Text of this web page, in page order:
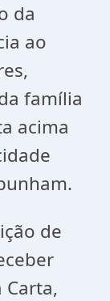
da
ao
família
acima
de
Carta,